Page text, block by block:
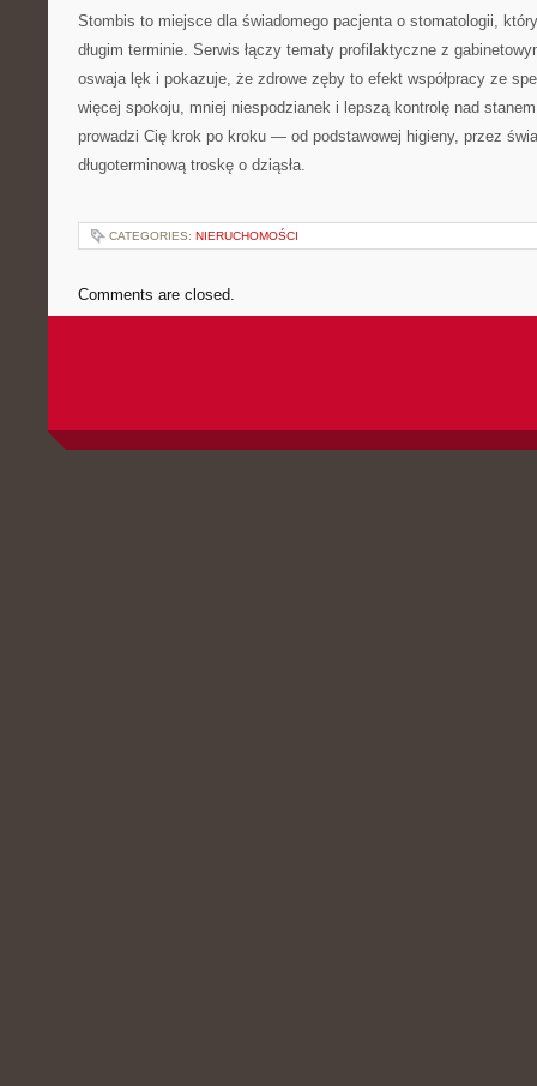
Stombis to miejsce dla świadomego pacjenta o stomatologii,
długim terminie. Serwis łączy tematy profilaktyczne z
oswaja lęk i pokazuje, że zdrowe zęby to efekt współpracy ze
więcej spokoju, mniej niespodzianek i lepszą kontrolę nad
prowadzi Cię krok po kroku — od podstawowej higieny, przez
długoterminową troskę o dziąsła.
CATEGORIES: NIERUCHOMOŚCI
Comments are closed.